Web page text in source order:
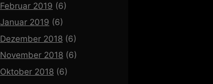
Februar 2019 (6)
Januar 2019 (6)
Dezember 2018 (6)
November 2018 (6)
Oktober 2018 (6)